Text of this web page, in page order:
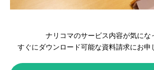
ナリコマのサービス内容が気にな
すぐにダウンロード可能な資料請求にお申